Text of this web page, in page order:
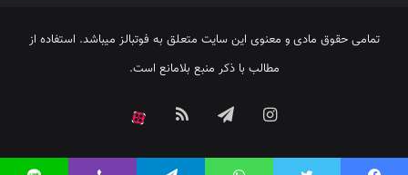
تمامی حقوق مادی و معنوی این سایت متعلق به فوتبالز میباشد. استفاده از
مطالب با ذکر منبع بلامانع است.
اینستاگرامتلگرام خوراک